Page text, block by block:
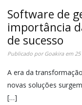
Software de
importância
de sucesso
Publicado porGoakiraem25
A era da
novas soluções
[…]